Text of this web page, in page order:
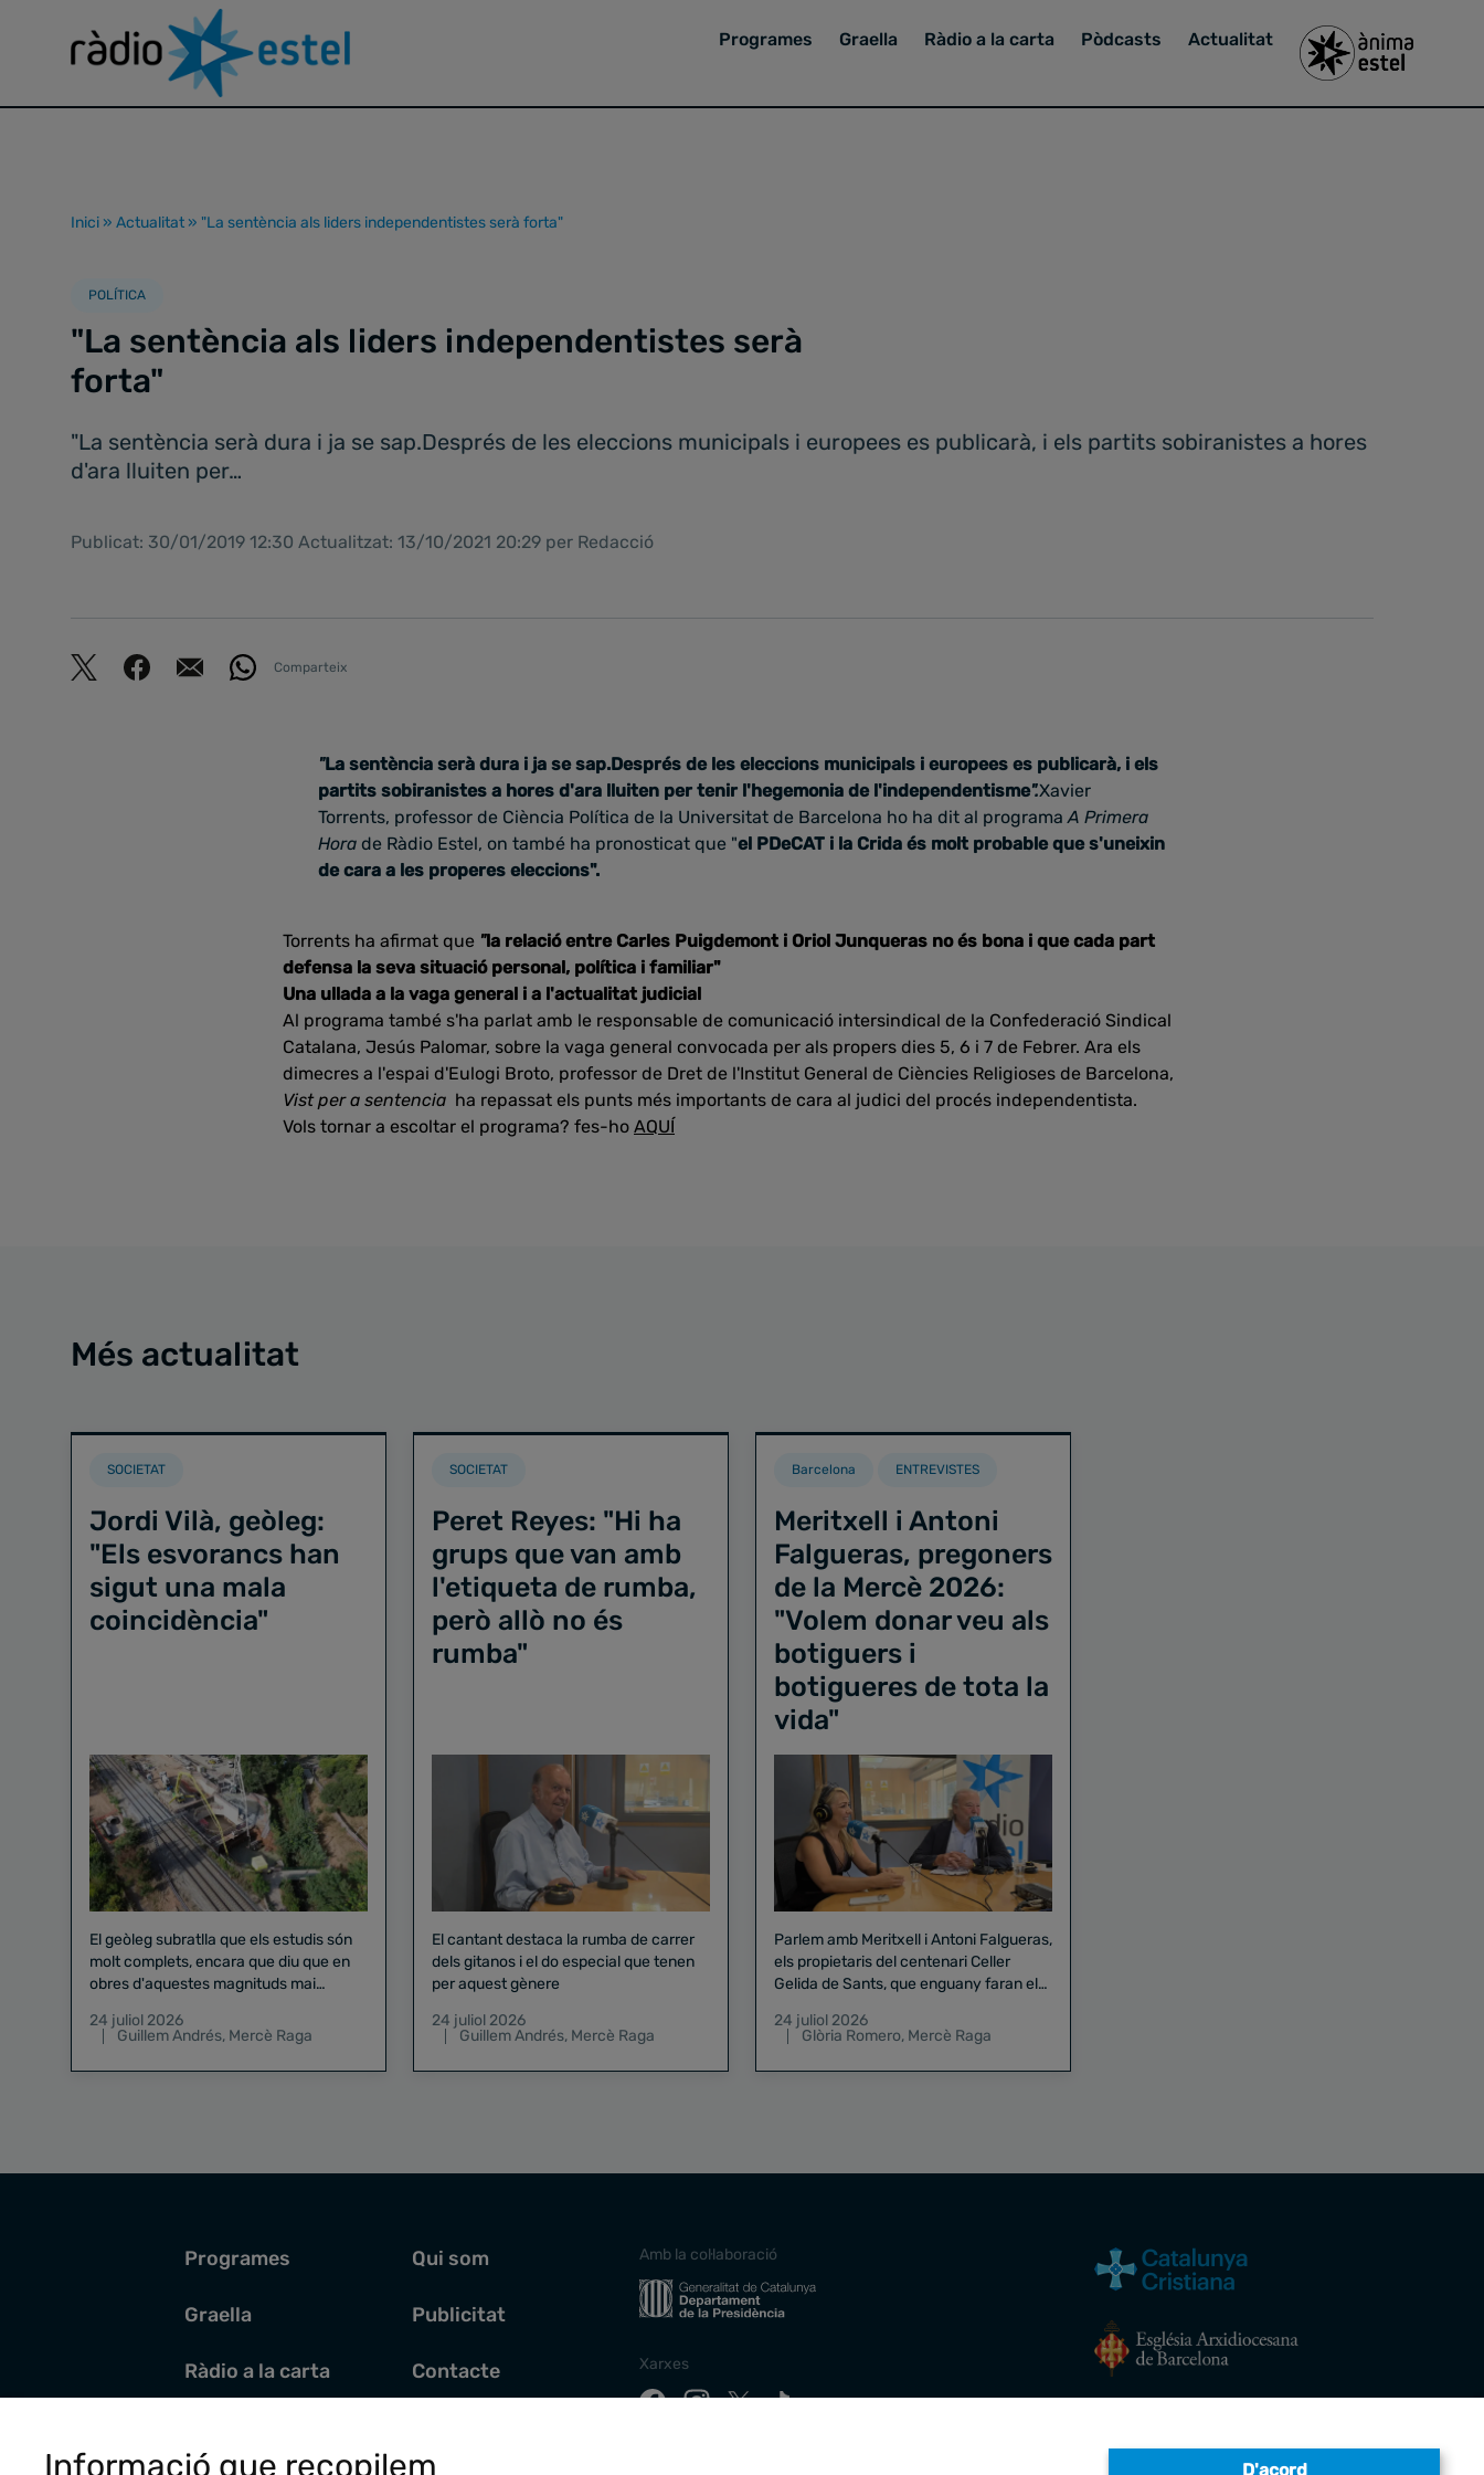
Programes Graella Ràdio a la carta Pòdcasts Actualitat
Inici » Actualitat » "La sentència als liders independentistes serà forta"
POLÍTICA
"La sentència als liders independentistes serà
forta"
"La sentència serà dura i ja se sap.Després de les eleccions municipals i europees es publicarà, i els partits sobiranistes a hores
d'ara lluiten per…
Publicat: 30/01/2019 12:30 Actualitzat: 13/10/2021 20:29 per Redacció
Comparteix
"La sentència serà dura i ja se sap.Després de les eleccions municipals i europees es publicarà, i els
partits sobiranistes a hores d'ara lluiten per tenir l'hegemonia de l'independentisme".Xavier
Torrents, professor de Ciència Política de la Universitat de Barcelona ho ha dit al programaA Primera
Hora de Ràdio Estel, on també ha pronosticat que "el PDeCAT i la Crida és molt probable que s'uneixin
de cara a les properes eleccions".
Torrents ha afirmat que "la relació entre Carles Puigdemont i Oriol Junqueras no és bona i que cada part
defensa la seva situació personal, política i familiar"
Una ullada a la vaga general i a l'actualitat judicial
Al programa també s'ha parlat amb le responsable de comunicació intersindical de la Confederació Sindical
Catalana, Jesús Palomar, sobre la vaga general convocada per als propers dies 5, 6 i 7 de Febrer. Ara els
dimecres a l'espai d'Eulogi Broto, professor de Dret de l'Institut General de Ciències Religioses de Barcelona,
Vist per a sentencia ha repassat els punts més importants de cara al judici del procés independentista.
Vols tornar a escoltar el programa? fes-ho AQUÍ
Més actualitat
SOCIETAT
Jordi Vilà, geòleg:
"Els esvorancs han
sigut una mala
coincidència"
El geòleg subratlla que els estudis són
molt complets, encara que diu que en
obres d'aquestes magnituds mai
24 juliol 2026
Guillem Andrés, Mercè Raga
SOCIETAT
Peret Reyes: "Hi ha
grups que van amb
l'etiqueta de rumba,
però allò no és
rumba"
El cantant destaca la rumba de carrer
dels gitanos i el do especial que tenen
per aquest gènere
24 juliol 2026
Guillem Andrés, Mercè Raga
Barcelona ENTREVISTES
Meritxell i Antoni
Falgueras, pregoners
de la Mercè 2026:
"Volem donar veu als
botiguers i
botigueres de tota la
vida"
Parlem amb Meritxell i Antoni Falgueras,
els propietaris del centenari Celler
Gelida de Sants, que enguany faran el
24 juliol 2026
Glòria Romero, Mercè Raga
Programes
Graella
Ràdio a la carta
Qui som
Publicitat
Contacte
Amb la col·laboració
Xarxes
Informació que recopilem D'acord